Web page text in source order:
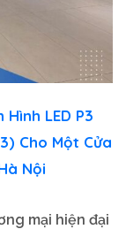
LED P3
Cho Một Cửa
Nội
mại hiện đại